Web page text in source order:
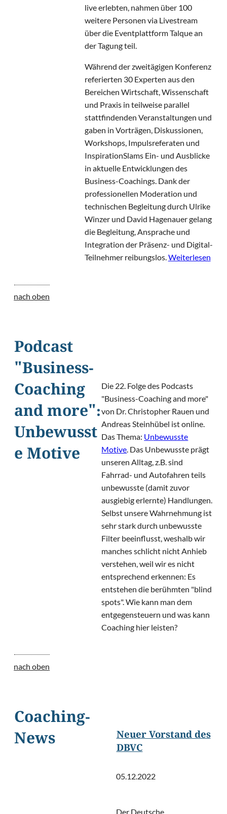
live erlebten, nahmen über 100
weitere Personen via Livestream
über die Eventplattform Talque an
der Tagung teil.
Während der zweitägigen Konferenz
referierten 30 Experten aus den
Bereichen Wirtschaft, Wissenschaft
und Praxis in teilweise parallel
stattfindenden Veranstaltungen und
gaben in Vorträgen, Diskussionen,
Workshops, Impulsreferaten und
InspirationSlams Ein- und Ausblicke
in aktuelle Entwicklungen des
Business-Coachings. Dank der
professionellen Moderation und
technischen Begleitung durch Ulrike
Winzer und David Hagenauer gelang
die Begleitung, Ansprache und
Integration der Präsenz- und Digital-
Teilnehmer reibungslos.Weiterlesen
nach oben
Podcast
"Business-
Coaching
and more":
Unbewusst
e Motive
Die 22. Folge des Podcasts
"Business-Coaching and more"
von Dr. Christopher Rauen und
Andreas Steinhübel ist online.
Das Thema: Unbewusste
Motive . Das Unbewusste prägt
unseren Alltag, z.B. sind
Fahrrad- und Autofahren teils
unbewusste (damit zuvor
ausgiebig erlernte) Handlungen.
Selbst unsere Wahrnehmung ist
sehr stark durch unbewusste
Filter beeinflusst, weshalb wir
manches schlicht nicht Anhieb
verstehen, weil wir es nicht
entsprechend erkennen: Es
entstehen die berühmten "blind
spots". Wie kann man dem
entgegensteuern und was kann
Coaching hier leisten?
nach oben
Coaching-
News
Neuer Vorstand des
DBVC
05.12.2022
Der Deutsche